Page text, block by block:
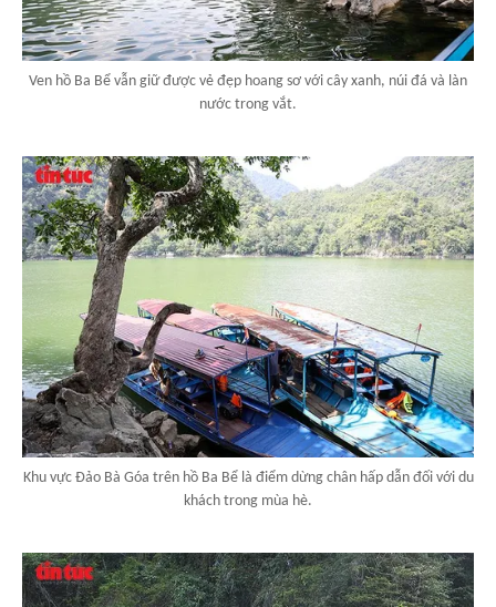
Ven hồ Ba Bể vẫn giữ được vẻ đẹp hoang sơ với cây xanh, núi đá và làn
nước trong vắt.
Khu vực Đảo Bà Góa trên hồ Ba Bể là điểm dừng chân hấp dẫn đối với du
khách trong mùa hè.